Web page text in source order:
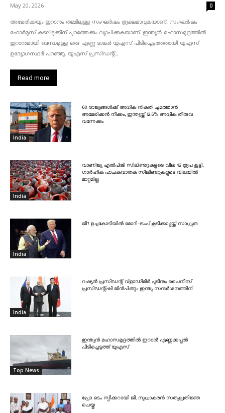
May 20, 2026 0
അമേരിക്കയും ഇറാനും തമ്മിലുള്ള സംഘർഷം രൂക്ഷമാവുകയാണ്. സംഘർഷം
ഹോർമുസ് കടലിടുക്കിന് പുറത്തേക്കും വ്യാപിക്കുകയാണ്. ഇന്ത്യൻ മഹാസമുദ്രത്തിൽ
ഇറാനുമായി ബന്ധമുള്ള ഒരു എണ്ണ ടാങ്കർ യുഎസ് പിടിച്ചെടുത്തതായി യുഎസ്
ഉദ്യോഗസ്ഥർ പറഞ്ഞു. യുഎസ് പ്രസിഡന്റ്...
Read more
India
60 രാജ്യങ്ങൾക്ക് അധിക നികുതി ചുമത്താൻ
അമേരിക്കൻ നീക്കം, ഇന്ത്യയ്ക്ക് 12.5% അധിക തീരുവ
വന്നേക്കും
India
വാണിജ്യ എൽപിജി സിലിണ്ടറുകളുടെ വില 42 രൂപ കൂട്ടി,
ഗാർഹിക പാചകവാതക സിലിണ്ടറുകളുടെ വിലയിൽ
മാറ്റമില്ല
India
ജി7 ഉച്ചകോടിയിൽ മോദി-ട്രംപ് കൂടിക്കാഴ്ചയ്ക്ക് സാധ്യത
India
റഷ്യൻ പ്രസിഡന്റ് വ്‌ളാഡിമിർ പുടിനും ചൈനീസ്
പ്രസിഡന്റ്ഷി ജിൻപിങ്ങും ഇന്ത്യ സന്ദർശനത്തിന്
Top News
ഇന്ത്യൻ മഹാസമുദ്രത്തിൽ ഇറാൻ എണ്ണക്കപ്പൽ
പിടിച്ചെടുത്ത് യുഎസ്
പ്രോ ടെം സ്പീക്കറായി ജി. സുധാകരൻ സത്യപ്രതിജ്ഞ
ചെയ്തു